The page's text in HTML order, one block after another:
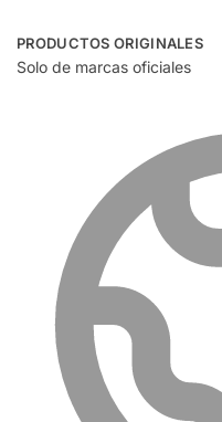
PRODUCTOS ORIGINALES
Solo de marcas oficiales